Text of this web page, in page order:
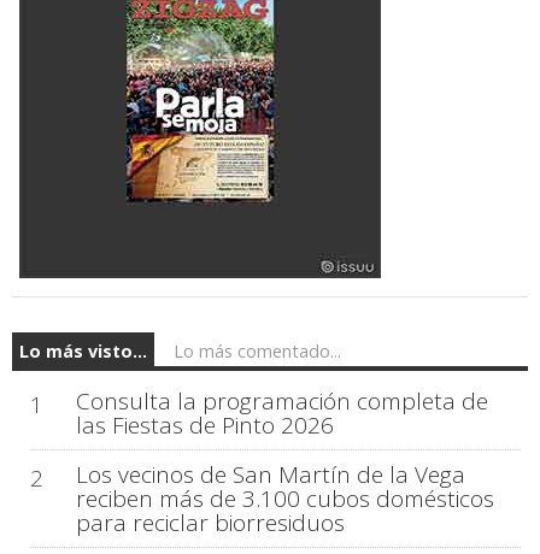
Lo más visto... Lo más comentado...
1 Consulta la programación completa de
las Fiestas de Pinto 2026
2
Los vecinos de San Martín de la Vega
reciben más de 3.100 cubos domésticos
para reciclar biorresiduos